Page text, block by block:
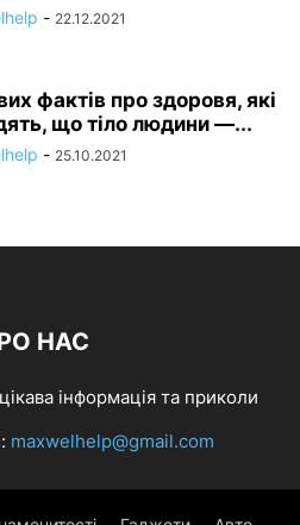
- 22.12.2021
фактів про здоровя, які
що тіло людини —...
- 25.10.2021
НАС
інформація та приколи
maxwelhelp@gmail.com